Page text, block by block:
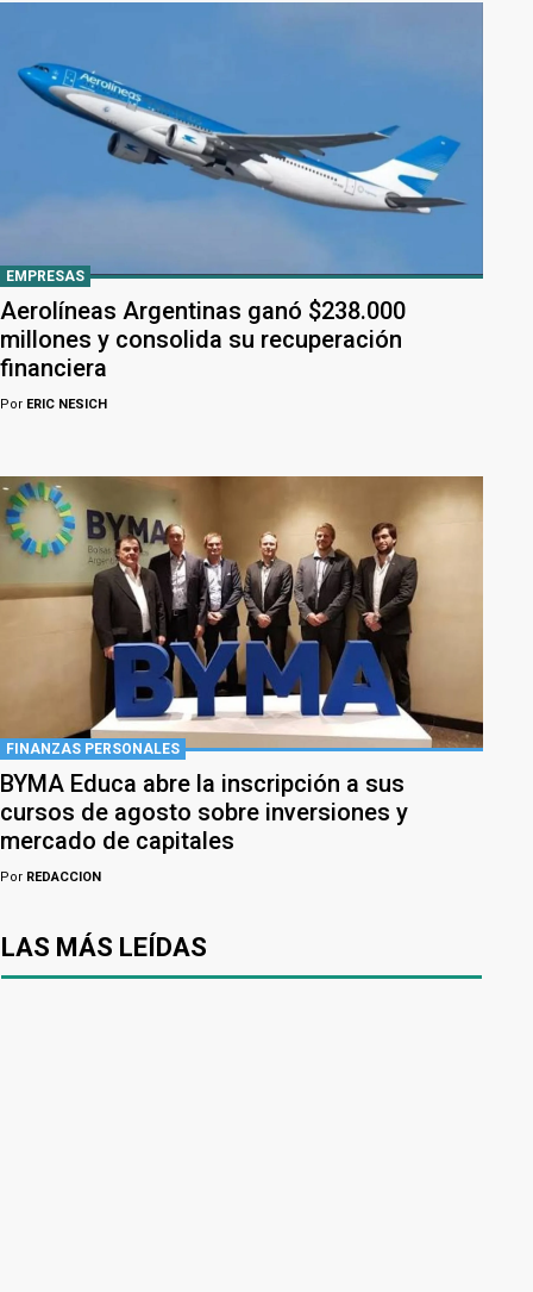
EMPRESAS
Aerolíneas Argentinas ganó $238.000
millones y consolida su recuperación
financiera
Por ERIC NESICH
FINANZAS PERSONALES
BYMA Educa abre la inscripción a sus
cursos de agosto sobre inversiones y
mercado de capitales
Por REDACCION
LAS MÁS LEÍDAS